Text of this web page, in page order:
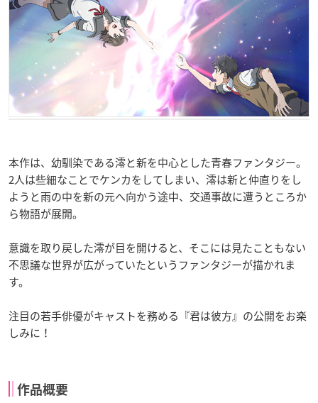
本作は、幼馴染である澪と新を中心とした青春ファンタジー。
2人は些細なことでケンカをしてしまい、澪は新と仲直りをし
ようと雨の中を新の元へ向かう途中、交通事故に遭うところか
ら物語が展開。
意識を取り戻した澪が目を開けると、そこには見たこともない
不思議な世界が広がっていたというファンタジーが描かれま
す。
注目の若手俳優がキャストを務める『君は彼方』の公開をお楽
しみに！
作品概要